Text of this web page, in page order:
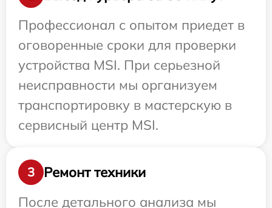
Профессионал с опытом приедет в
оговоренные сроки для проверки
устройства MSI. При серьезной
неисправности мы организуем
транспортировку в мастерскую в
сервисный центр MSI.
3
Ремонт техники
После детального анализа мы